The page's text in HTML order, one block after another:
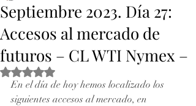
Septiembre 2023. Día 27:
Accesos al mercado de
futuros – CL WTI Nymex –
Obtuvo NaN de 5 estrellas.
En el día de hoy hemos localizado los
siguientes accesos al mercado, en